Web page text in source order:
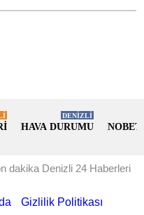
HAVA DURUMU
DENİZLİ
dakika Denizli 24 Haberleri
Gizlilik Politikası